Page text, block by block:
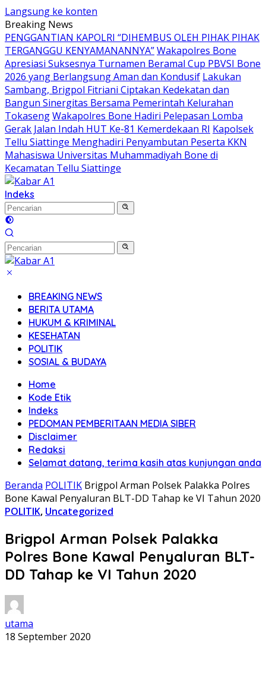
Langsung ke konten
Breaking News
PENGGANTIAN KAPOLRI “DIHEMBUS OLEH PIHAK PIHAK
TERGANGGU KENYAMANANNYA”Wakapolres Bone
Apresiasi Suksesnya Turnamen Beramal Cup PBVSI Bone
2026 yang Berlangsung Aman dan Kondusif Lakukan
Sambang, Brigpol Fitriani Ciptakan Kedekatan dan
Bangun Sinergitas Bersama Pemerintah Kelurahan
TokasengWakapolres Bone Hadiri Pelepasan Lomba
Gerak Jalan Indah HUT Ke-81 Kemerdekaan RI Kapolsek
Tellu Siattinge Menghadiri Penyambutan Peserta KKN
Mahasiswa Universitas Muhammadiyah Bone di
Kecamatan Tellu Siattinge
Indeks
BREAKING NEWS
BERITA UTAMA
HUKUM & KRIMINAL
KESEHATAN
POLITIK
SOSIAL & BUDAYA
Home
Kode Etik
Indeks
PEDOMAN PEMBERITAAN MEDIA SIBER
Disclaimer
Redaksi
Selamat datang, terima kasih atas kunjungan anda
Beranda POLITIK Brigpol Arman Polsek Palakka Polres
Bone Kawal Penyaluran BLT-DD Tahap ke VI Tahun 2020
POLITIK, Uncategorized
Brigpol Arman Polsek Palakka
Polres Bone Kawal Penyaluran BLT-
DD Tahap ke VI Tahun 2020
utama
18 September 2020